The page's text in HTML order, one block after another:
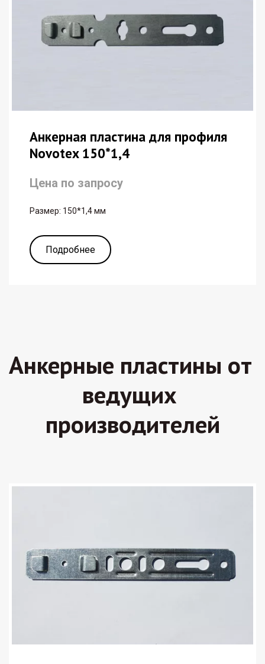
Анкерная пластина для профиля
Novotex 150*1,4
Цена по запросу
Размер: 150*1,4 мм
Подробнее
Анкерные пластины от
ведущих
производителей